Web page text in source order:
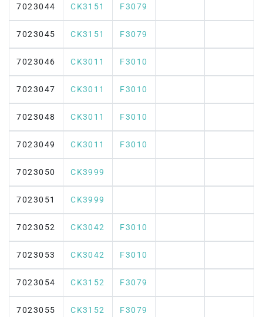
7023044 CK3151 F3079
7023045 CK3151 F3079
7023046 CK3011 F3010
7023047 CK3011 F3010
7023048 CK3011 F3010
7023049 CK3011 F3010
7023050 CK3999
7023051 CK3999
7023052 CK3042 F3010
7023053 CK3042 F3010
7023054 CK3152 F3079
7023055 CK3152 F3079